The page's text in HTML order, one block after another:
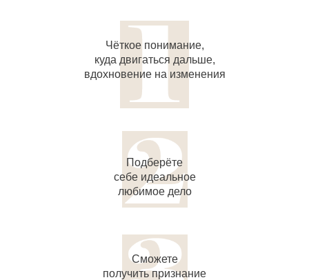
Чёткое понимание,
куда двигаться дальше,
вдохновение на изменения
Подберёте
себе идеальное
любимое дело
Сможете
получить признание